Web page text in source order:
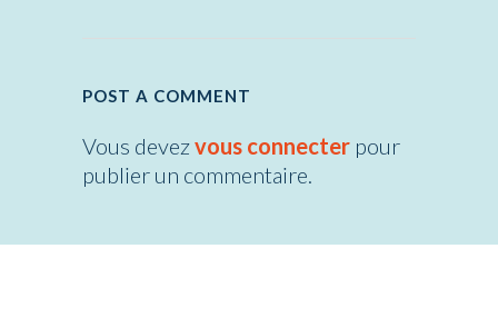
POST A COMMENT
Vous devezvous connecter pour
publier un commentaire.